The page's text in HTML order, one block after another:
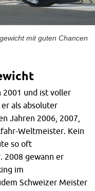
mit guten Chancen
2001 und ist voller
als absoluter
Jahren 2006, 2007,
Weltmeister. Kein
so oft
2008 gewann er
im
Schweizer Meister